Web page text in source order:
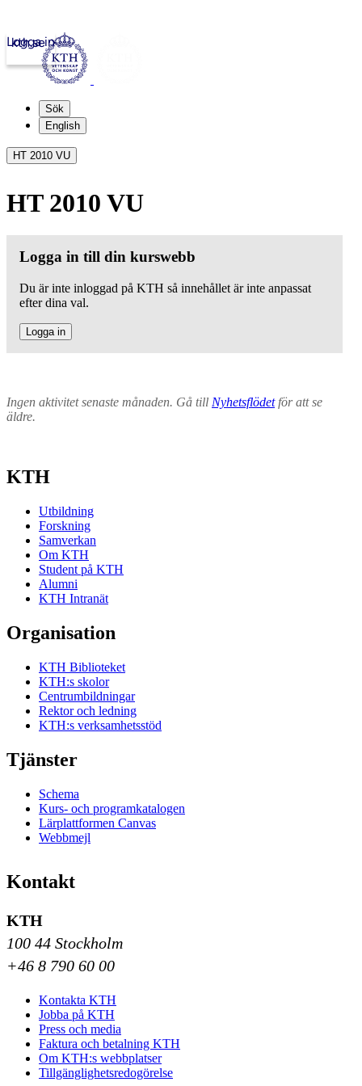
kth.se
Logga in
Sök
English
HT 2010 VU
HT 2010 VU
Logga in till din kurswebb
Du är inte inloggad på KTH så innehållet är inte anpassat
efter dina val.
Logga in
Ingen aktivitet senaste månaden. Gå till Nyhetsflödetför att se
äldre.
KTH
Utbildning
Forskning
Samverkan
Om KTH
Student på KTH
Alumni
KTH Intranät
Organisation
KTH Biblioteket
KTH:s skolor
Centrumbildningar
Rektor och ledning
KTH:s verksamhetsstöd
Tjänster
Schema
Kurs- och programkatalogen
Lärplattformen Canvas
Webbmejl
Kontakt
KTH
100 44 Stockholm
+46 8 790 60 00
Kontakta KTH
Jobba på KTH
Press och media
Faktura och betalning KTH
Om KTH:s webbplatser
Tillgänglighetsredogörelse